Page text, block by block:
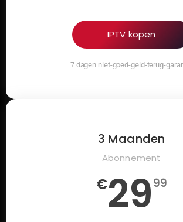
IPTV kopen
7 dagen niet-goed-geld-terug-
3 Maanden
Abonnement
€2999